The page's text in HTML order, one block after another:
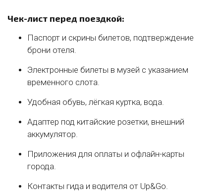
Чек-лист перед поездкой:
Паспорт и скрины билетов, подтверждение
брони отеля.
Электронные билеты в музей с указанием
временного слота.
Удобная обувь, лёгкая куртка, вода.
Адаптер под китайские розетки, внешний
аккумулятор.
Приложения для оплаты и офлайн-карты
города.
Контакты гида и водителя от Up&Go.